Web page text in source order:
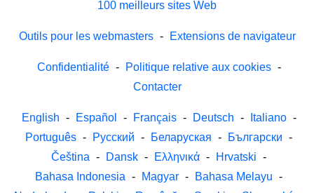
100 meilleurs sites Web
Outils pour les webmasters - Extensions de navigateur
Confidentialité - Politique relative aux cookies -
Contacter
English - Español - Français - Deutsch - Italiano -
Português - Русский - Беларуская - Български -
Čeština - Dansk - Ελληνικά - Hrvatski -
Bahasa Indonesia - Magyar - Bahasa Melayu -